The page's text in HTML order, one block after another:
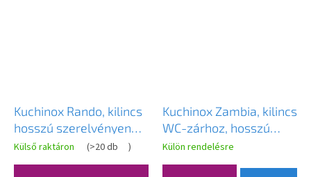
Kuchinox Rando, kilincs
hosszú szerelvényen
cilinderbetéthez, matt
fekete, LAV-KRA_915A
Külső raktáron (>20 db )
Kuchinox Zambia, kilincs
WC-zárhoz, hosszú
szerelvényen, szatén,
LAV-KAB_3M3A
Külön rendelésre